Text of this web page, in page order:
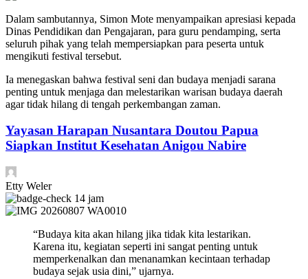
Dalam sambutannya, Simon Mote menyampaikan apresiasi kepada
Dinas Pendidikan dan Pengajaran, para guru pendamping, serta
seluruh pihak yang telah mempersiapkan para peserta untuk
mengikuti festival tersebut.
Ia menegaskan bahwa festival seni dan budaya menjadi sarana
penting untuk menjaga dan melestarikan warisan budaya daerah
agar tidak hilang di tengah perkembangan zaman.
Yayasan Harapan Nusantara Doutou Papua
Siapkan Institut Kesehatan Anigou Nabire
Etty Weler
14 jam
“Budaya kita akan hilang jika tidak kita lestarikan.
Karena itu, kegiatan seperti ini sangat penting untuk
memperkenalkan dan menanamkan kecintaan terhadap
budaya sejak usia dini,” ujarnya.